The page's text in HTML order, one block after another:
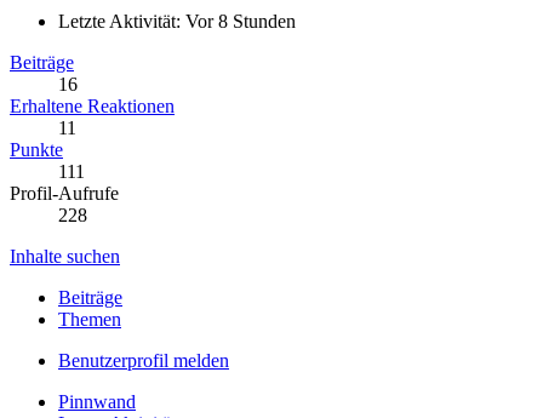
Letzte Aktivität: Vor 8 Stunden
Beiträge
16
Erhaltene Reaktionen
11
Punkte
111
Profil-Aufrufe
228
Inhalte suchen
Beiträge
Themen
Benutzerprofil melden
Pinnwand